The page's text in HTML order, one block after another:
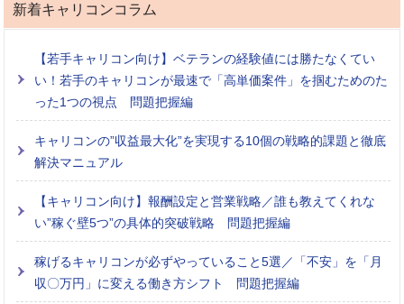
新着キャリコンコラム
【若手キャリコン向け】ベテランの経験値には勝たなくてい
い！若手のキャリコンが最速で「高単価案件」を掴むためのた
った1つの視点 問題把握編
キャリコンの”収益最大化”を実現する10個の戦略的課題と徹底
解決マニュアル
【キャリコン向け】報酬設定と営業戦略／誰も教えてくれな
い”稼ぐ壁5つ”の具体的突破戦略 問題把握編
稼げるキャリコンが必ずやっていること5選／「不安」を「月
収〇万円」に変える働き方シフト 問題把握編